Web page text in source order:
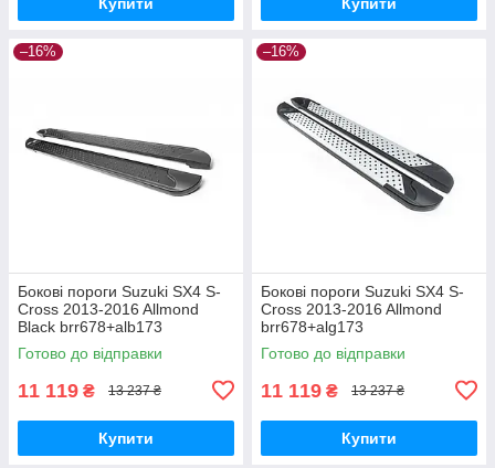
–16%
Бокові пороги Suzuki SX4 S-
Cross 2013-2016 Allmond
Black brr678+alb173
Готово до відправки
11 119 ₴ 13 237 ₴
Купити
–16%
Бокові пороги Suzuki SX4 S-
Cross 2013-2016 Allmond
brr678+alg173
Готово до відправки
11 119 ₴ 13 237 ₴
Купити